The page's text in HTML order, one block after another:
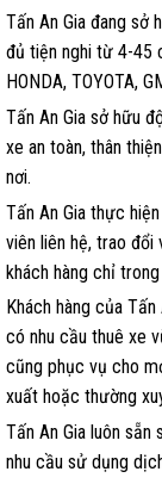
Tấn An Gia đang sở
đủ tiện nghi từ 4-45
HONDA, TOYOTA,
Tấn An Gia sở hữu
xe an toàn, thân
nơi.
Tấn An Gia thực
viên liên hệ, trao
khách hàng chỉ
Khách hàng của
có nhu cầu thuê xe
cũng phục vụ cho
xuất hoặc thường
Tấn An Gia luôn
nhu cầu sử dụng